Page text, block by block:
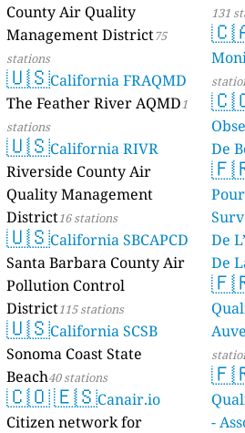
County Air Quality
Management District75
stations
🇺🇸California FRAQMD
The Feather River AQMD1
stations
🇺🇸California RIVR
Riverside County Air
Quality Management
District16 stations
🇺🇸California SBCAPCD
Santa Barbara County Air
Pollution Control
District115 stations
🇺🇸California SCSB
Sonoma Coast State
Beach40 stations
🇨🇴🇪🇸Canair.io
Citizen network for
131
De
De
De
-